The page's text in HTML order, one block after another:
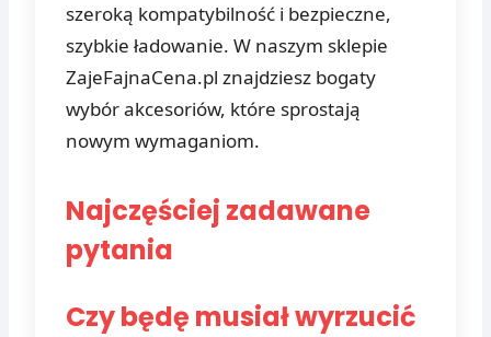
szeroką kompatybilność i bezpieczne,
szybkie ładowanie. W naszym sklepie
ZajeFajnaCena.pl znajdziesz bogaty
wybór akcesoriów, które sprostają
nowym wymaganiom.
Najczęściej zadawane
pytania
Czy będę musiał wyrzucić